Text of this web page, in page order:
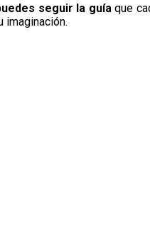
seguir la guíaque
imaginación.